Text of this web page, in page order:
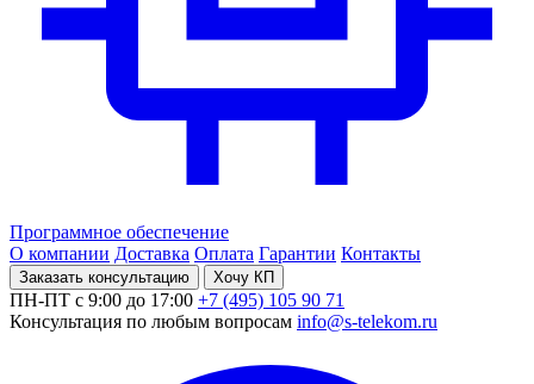
Программное обеспечение
О компании Доставка Оплата Гарантии Контакты
Заказать консультацию Хочу КП
ПН-ПТ с 9:00 до 17:00 +7 (495) 105 90 71
Консультация по любым вопросам info@s-telekom.ru